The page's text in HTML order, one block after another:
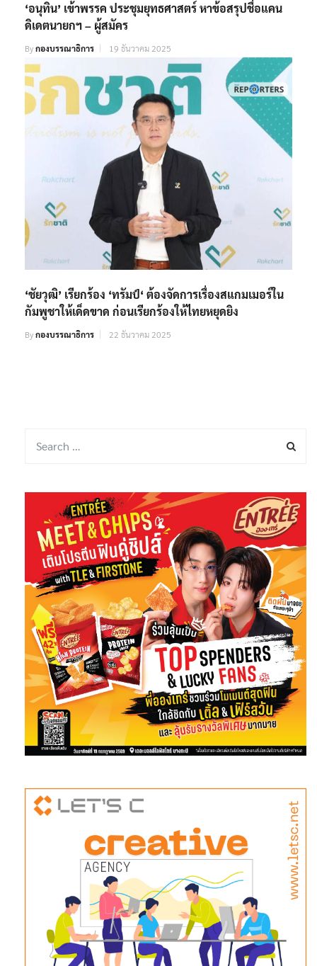
‘อนุทิน’ เข้าพรรค ประชุมยุทธศาสตร์ หาข้อสรุปชื่อแคน
ดิเดตนายกฯ – ผู้สมัคร
Byกองบรรณาธิการ 19 ธันวาคม 2025
‘ชัยวุฒิ’ เรียกร้อง ‘ทรัมป์‘ ต้องจัดการเรื่องสแกมเมอร์ใน
กัมพูชาให้เด็ดขาด ก่อนเรียกร้องให้ไทยหยุดยิง
Byกองบรรณาธิการ 22 ธันวาคม 2025